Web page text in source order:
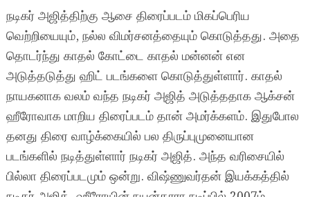
நடிகர் அஜித்திற்கு ஆசை திரைப்படம் மிகப்பெரிய
வெற்றியையும், நல்ல விமர்சனத்தையும் கொடுத்தது. அதை
தொடர்ந்து காதல் கோட்டை காதல் மன்னன் என
அடுத்தடுத்து ஹிட் படங்களை கொடுத்துள்ளார். காதல்
நாயகனாக வலம் வந்த நடிகர் அஜித் அடுத்ததாக ஆக்சன்
ஹீரோவாக மாறிய திரைப்படம் தான் அமர்க்களம். இதுபோல
தனது திரை வாழ்க்கையில் பல திருப்புமுனையான
படங்களில் நடித்துள்ளார் நடிகர் அஜித். அந்த வரிசையில்
பில்லா திரைப்படமும் ஒன்று. விஷ்ணுவர்தன் இயக்கத்தில்